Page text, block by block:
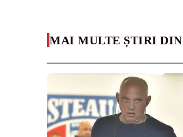
MAI MULTE ȘTIRI DIN